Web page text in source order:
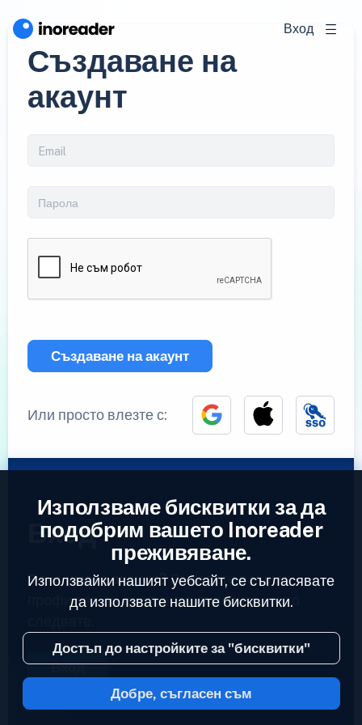
Вход
Създаване на
акаунт
Създаване на акаунт
Или просто влезте с:
Вход
Вече имате акаунт?Въведете вашият
профил за да достъпите емисиите които
Вход
2023 © Inoreader
Използваме бисквитки за да
подобрим вашето Inoreader
преживяване.
Използвайки нашият уебсайт, се съгласявате
да използвате нашите бисквитки.
Достъп до настройките за "бисквитки"
Добре, съгласен съм